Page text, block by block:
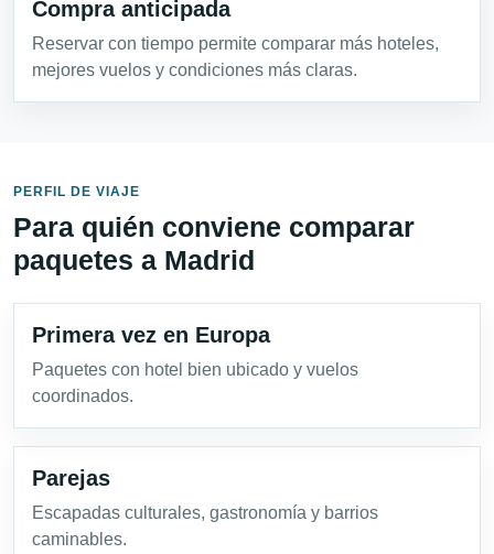
Compra anticipada
Reservar con tiempo permite comparar más hoteles,
mejores vuelos y condiciones más claras.
PERFIL DE VIAJE
Para quién conviene comparar
paquetes a Madrid
Primera vez en Europa
Paquetes con hotel bien ubicado y vuelos
coordinados.
Parejas
Escapadas culturales, gastronomía y barrios
caminables.